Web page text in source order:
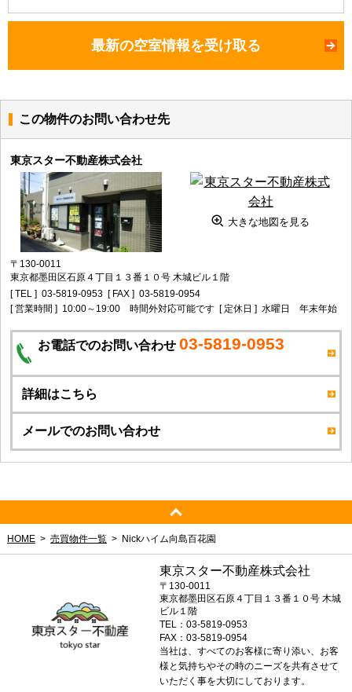
最新の空室情報を受け取る
この物件のお問い合わせ先
東京スター不動産株式会社
大きな地図を見る
〒130-0011
東京都墨田区石原４丁目１３番１０号 木城ビル１階
[ TEL ] 03-5819-0953 [ FAX ] 03-5819-0954
[ 営業時間 ] 10:00～19:00 時間外対応可能です [ 定休日 ] 水曜日 年末年始
お電話でのお問い合わせ 03-5819-0953
詳細はこちら
メールでのお問い合わせ
HOME 売買物件一覧 Nickハイム向島百花園
東京スター不動産株式会社
〒130-0011
東京都墨田区石原４丁目１３番１０号 木城
ビル１階
TEL：03-5819-0953
FAX：03-5819-0954
当社は、すべてのお客様に寄り添い、お客
様と気持ちやその時のニーズを共有させて
いただく事を大切にしております。